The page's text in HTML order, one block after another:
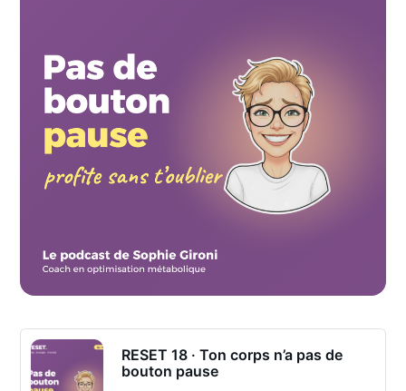
RESET 18 · Ton corps n’a pas de
bouton pause